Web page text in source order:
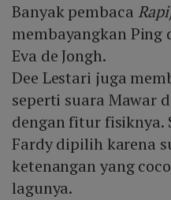
Banyak pembaca
membayangkan Ping
Eva de Jongh.
Dee Lestari juga
seperti suara Mawar
dengan fitur fisiknya.
Fardy dipilih karena
ketenangan yang
lagunya.